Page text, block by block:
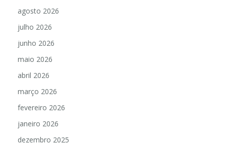
agosto 2026
julho 2026
junho 2026
maio 2026
abril 2026
março 2026
fevereiro 2026
janeiro 2026
dezembro 2025